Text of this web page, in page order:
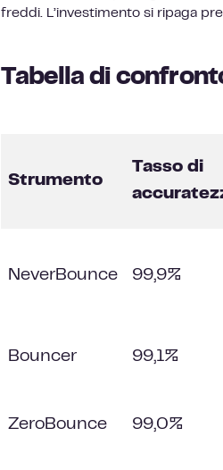
freddi. L’investimento si ripaga
Tabella di
Strumento
Tasso di
NeverBounce 99,9%
Bouncer 99,1%
ZeroBounce 99,0%